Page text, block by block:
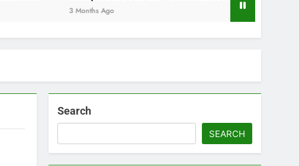
3 Months Ago
Search
SEARCH